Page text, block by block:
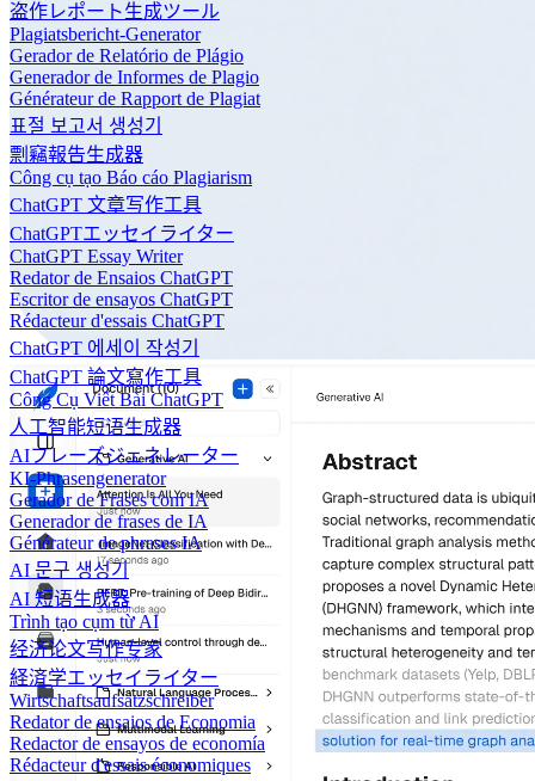
盗作レポート生成ツール
Plagiatsbericht-Generator
Gerador de Relatório de Plágio
Generador de Informes de Plagio
Générateur de Rapport de Plagiat
표절 보고서 생성기
剽竊報告生成器
Công cụ tạo Báo cáo Plagiarism
ChatGPT 文章写作工具
ChatGPTエッセイライター
ChatGPT Essay Writer
Redator de Ensaios ChatGPT
Escritor de ensayos ChatGPT
Rédacteur d'essais ChatGPT
ChatGPT 에세이 작성기
ChatGPT 論文寫作工具
Công Cụ Viết Bài ChatGPT
人工智能短语生成器
AIフレーズジェネレーター
KI-Phrasengenerator
Gerador de Frases com IA
Generador de frases de IA
Générateur de phrases IA
AI 문구 생성기
AI 短语生成器
Trình tạo cụm từ AI
经济论文写作专家
経済学エッセイライター
Wirtschaftsaufsatzschreiber
Redator de ensaios de Economia
Redactor de ensayos de economía
Rédacteur d'essais économiques